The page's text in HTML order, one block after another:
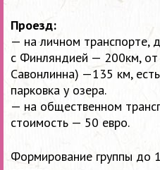
Проезд:
— на личном транспорте,
с Финляндией — 200км, от
Савонлинна) —135 км,
парковка у озера.
— на общественном
стоимость — 50 евро.
Формирование группы до